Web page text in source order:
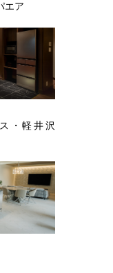
エア
・軽井沢